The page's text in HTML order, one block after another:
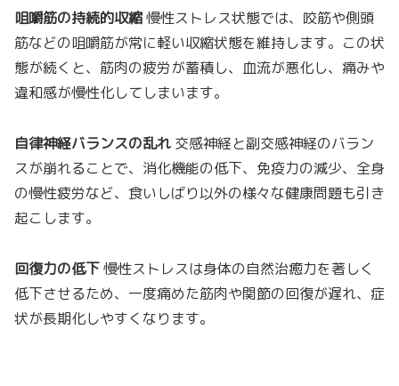
咀嚼筋の持続的収縮慢性ストレス状態では、咬筋や側頭
筋などの咀嚼筋が常に軽い収縮状態を維持します。この状
態が続くと、筋肉の疲労が蓄積し、血流が悪化し、痛みや
違和感が慢性化してしまいます。
自律神経バランスの乱れ 交感神経と副交感神経のバラン
スが崩れることで、消化機能の低下、免疫力の減少、全身
の慢性疲労など、食いしばり以外の様々な健康問題も引き
起こします。
回復力の低下慢性ストレスは身体の自然治癒力を著しく
低下させるため、一度痛めた筋肉や関節の回復が遅れ、症
状が長期化しやすくなります。